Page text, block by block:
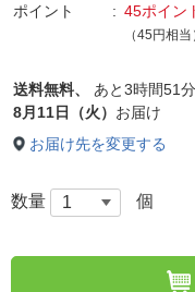
ポイント 45ポイン
（45円相当
送料無料、 あと3時間51
8月11日（火） お届け
お届け先を変更する
数量 個